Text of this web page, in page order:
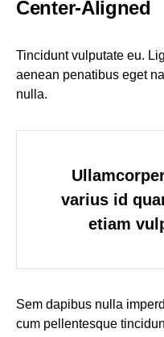
Center-Aligned
Tincidunt vulputate eu.
aenean penatibus eget
nulla.
varius id
etiam
Sem dapibus nulla
cum pellentesque